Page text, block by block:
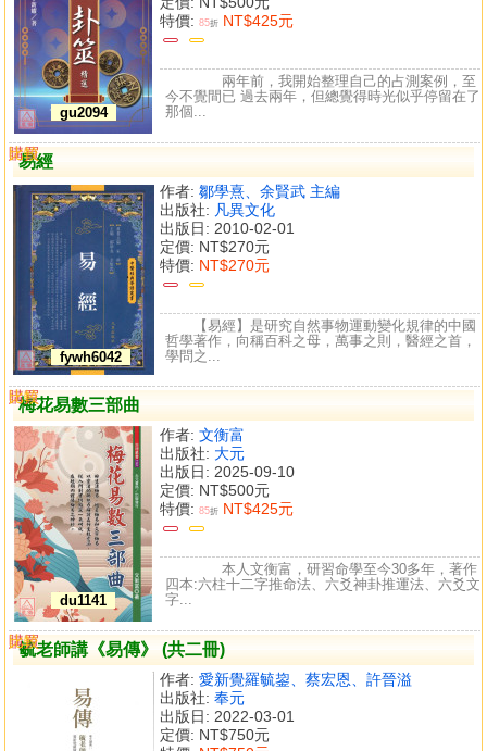
gu2094
特價: 85折 NT$425元
兩年前，我開始整理自己的占測案例，至
今不覺間已 過去兩年，但總覺得時光似乎停留在了
那個...
易經
fywh6042
作者: 鄒學熹、余賢武 主編
出版社: 凡異文化
出版日: 2010-02-01
定價: NT$270元
特價: NT$270元
購買
比較
【易經】是研究自然事物運動變化規律的中國
哲學著作，向稱百科之母，萬事之則，醫經之首，
學問之...
梅花易數三部曲
du1141
作者: 文衡富
出版社: 大元
出版日: 2025-09-10
定價: NT$500元
特價: 85折 NT$425元
購買
比較
本人文衡富，研習命學至今30多年，著作
四本:六柱十二字推命法、六爻神卦推運法、六爻文
字...
毓老師講《易傳》 (共二冊)
作者: 愛新覺羅毓鋆、蔡宏恩、許晉溢
出版社: 奉元
出版日: 2022-03-01
定價: NT$750元
購買
比較